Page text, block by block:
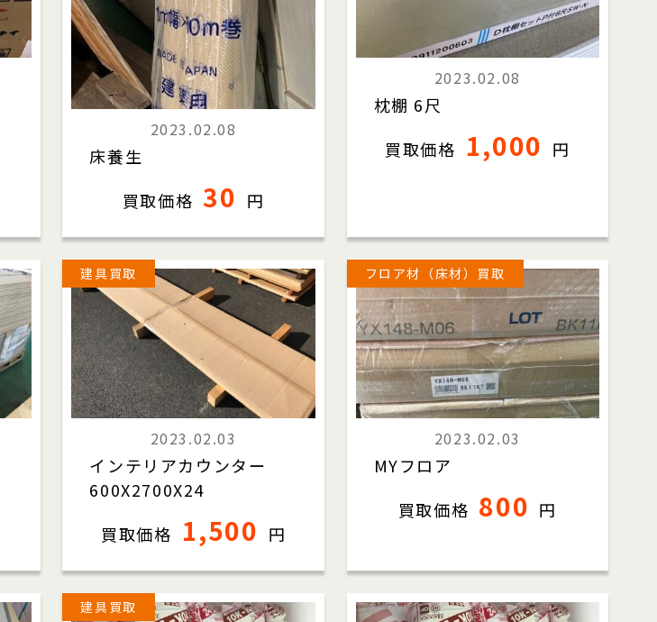
2023.02.08
床養生
買取価格 30 円
2023.02.08
枕棚 6尺
買取価格 1,000 円
建具買取
2023.02.03
インテリアカウンター
600X2700X24
買取価格 1,500 円
フロア材（床材）買取
2023.02.03
MYフロア
買取価格 800 円
建具買取